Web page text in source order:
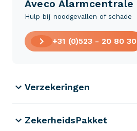
Aveco Alarmcentrale
Hulp bij noodgevallen of schade
+31 (0)523 - 20 80 30
Verzekeringen
ZekerheidsPakket